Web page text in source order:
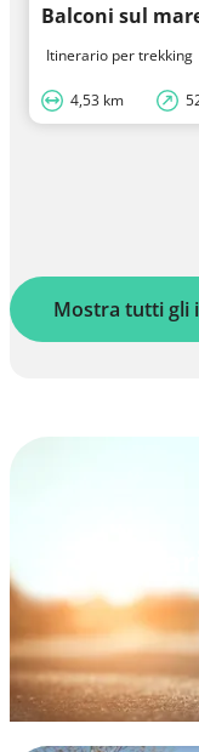
Balconi sul
Itinerario per trekking
4,53 km
Mostra tutti gli